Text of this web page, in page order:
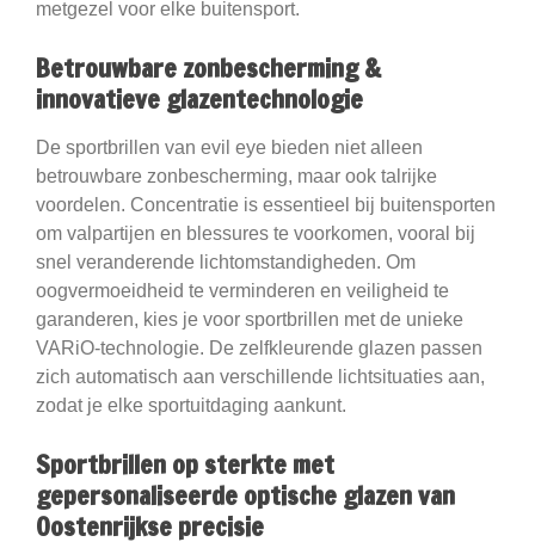
metgezel voor elke buitensport.
Betrouwbare zonbescherming &
innovatieve glazentechnologie
De sportbrillen van evil eye bieden niet alleen
betrouwbare zonbescherming, maar ook talrijke
voordelen. Concentratie is essentieel bij buitensporten
om valpartijen en blessures te voorkomen, vooral bij
snel veranderende lichtomstandigheden. Om
oogvermoeidheid te verminderen en veiligheid te
garanderen, kies je voor sportbrillen met de unieke
VARiO-technologie. De zelfkleurende glazen passen
zich automatisch aan verschillende lichtsituaties aan,
zodat je elke sportuitdaging aankunt.
Sportbrillen op sterkte met
gepersonaliseerde optische glazen van
Oostenrijkse precisie